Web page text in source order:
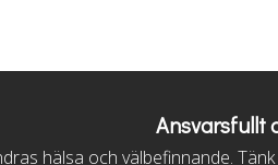
Ansvarsfullt
hälsa och välbefinnande.